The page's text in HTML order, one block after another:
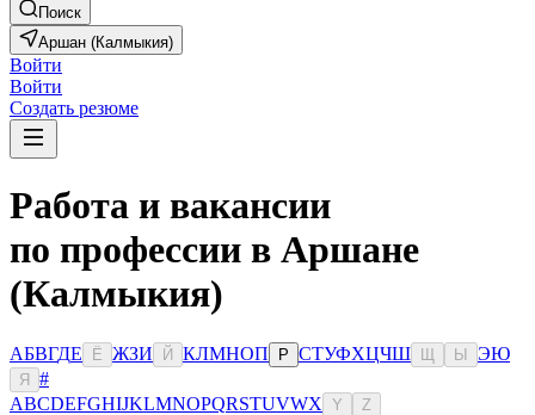
Поиск
Аршан (Калмыкия)
Войти
Войти
Создать резюме
Работа и вакансии
по профессии в Аршане
(Калмыкия)
АБВГДЕ Ё ЖЗИ Й КЛМНОП Р СТУФХЦЧШ Ы ЭЮ
Я
#
ABCDEFGHIJKLMNOPQRSTUVWX Y Z